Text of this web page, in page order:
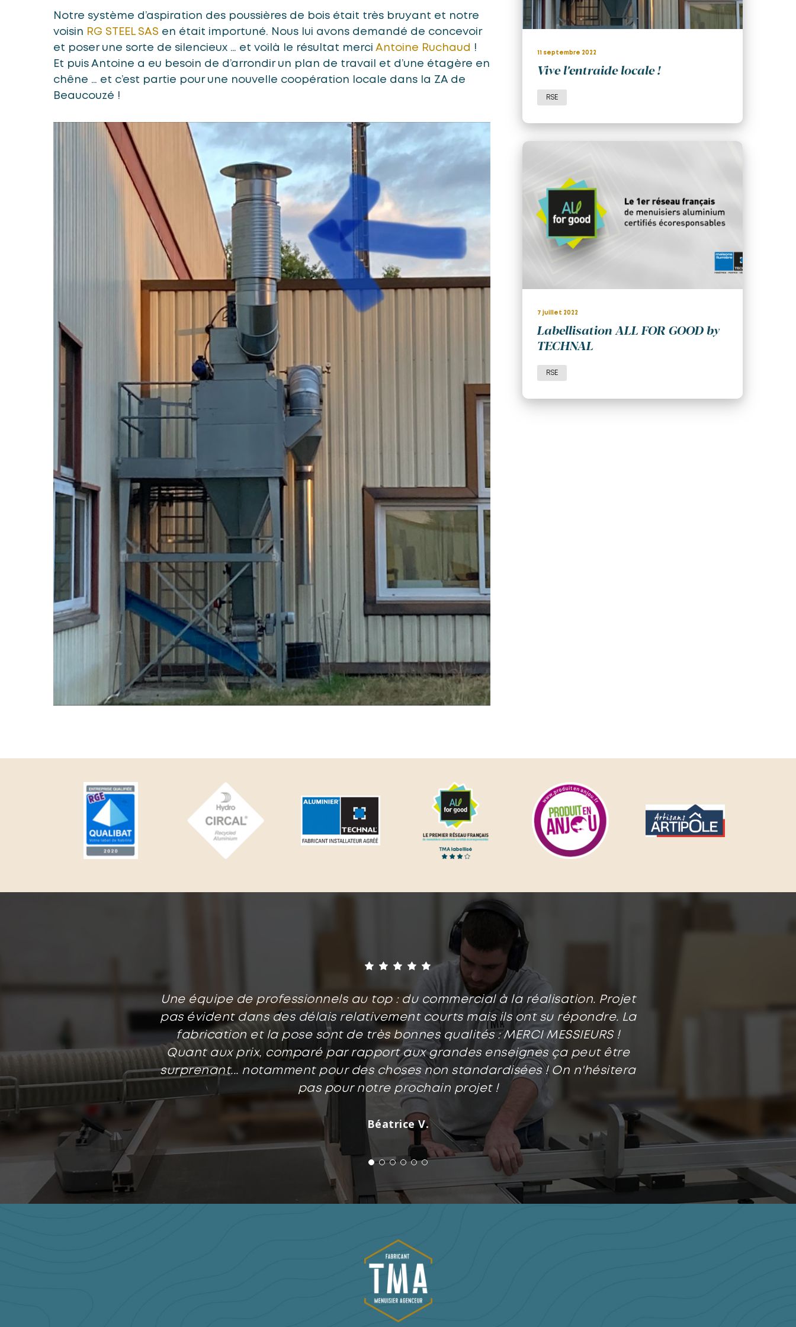
Notre système d’aspiration des poussières de bois était très bruyant et notre
voisin RG STEEL SAS en était importuné. Nous lui avons demandé de concevoir
et poser une sorte de silencieux … et voilà le résultat merciAntoine Ruchaud
!
Et puis Antoine a eu besoin de d’arrondir un plan de travail et d’une étagère en
chêne … et c’est partie pour une nouvelle coopération locale dans la ZA de
Beaucouzé !
RSE
Vive l’entraide locale !
11 septembre 2022
RSE
Labellisation ALL FOR GOOD by
TECHNAL
7 juillet 2022
Une équipe de professionnels au top : du commercial à la réalisation. Projet
pas évident dans des délais relativement courts mais ils ont su répondre. La
fabrication et la pose sont de très bonnes qualités : MERCI MESSIEURS !
Quant aux prix, comparé par rapport aux grandes enseignes ça peut être
surprenant... notamment pour des choses non standardisées ! On n'hésitera
pas pour notre prochain projet !
Béatrice V.